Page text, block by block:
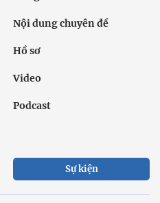
Nội dung chuyên đề
Hồ sơ
Video
Podcast
Sự kiện